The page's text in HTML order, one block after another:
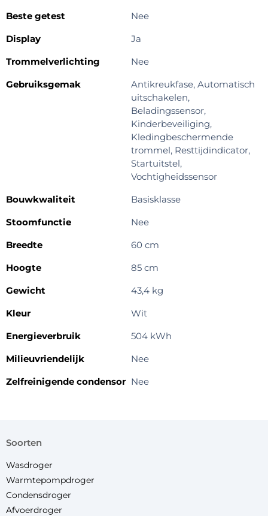
Beste getest
Nee
Display
Ja
Trommelverlichting
Nee
Gebruiksgemak
Antikreukfase, Automatisch
uitschakelen,
Beladingssensor,
Kinderbeveiliging,
Kledingbeschermende
trommel, Resttijdindicator,
Startuitstel,
Vochtigheidssensor
Bouwkwaliteit
Basisklasse
Stoomfunctie
Nee
Breedte
60 cm
Hoogte
85 cm
Gewicht
43,4 kg
Kleur
Wit
Energieverbruik
504 kWh
Milieuvriendelijk
Nee
Zelfreinigende condensor Nee
soorten
Wasdroger
Warmtepompdroger
Condensdroger
Afvoerdroger